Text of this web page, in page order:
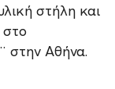
στήλη και
στο
στην Αθήνα.